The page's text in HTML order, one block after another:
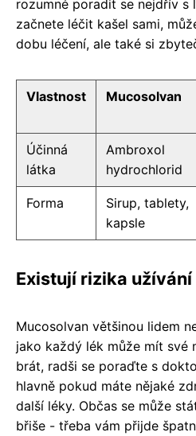
rozumné poradit se nejdřív s
začnete léčit kašel sami,
dobu léčení, ale také si
Vlastnost Mucosolvan
Účinná
látka
Ambroxol
hydrochlorid
Forma
Sirup, tablety,
kapsle
Existují rizika
Mucosolvan většinou lidem
jako každý lék může mít své
brát, radši se poraďte s
hlavně pokud máte nějaké
další léky. Občas se může
břiše - třeba vám přijde